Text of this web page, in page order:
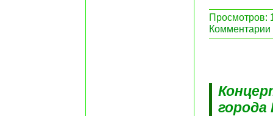
Просмотров:
Комментарии
города